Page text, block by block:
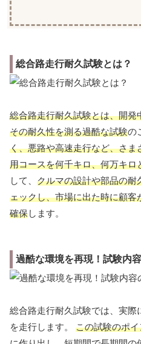
総合路走行耐久試験とは？
総合路走行耐久試験とは、開
その耐久性を測る過酷な試験の
く、悪路や高速走行など、さ
用コースを何千キロ、何万キロ
して、 クルマの設計や部品の耐
ェックし、市場に出た時に顧
確保します。
過酷な環境を再現！試験内
総合路走行耐久試験では、実際
を走行します。 この試験のポ